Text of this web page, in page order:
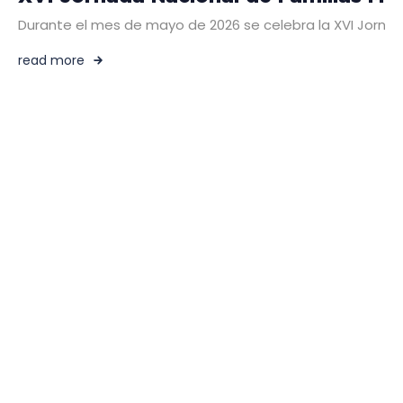
Durante el mes de mayo de 2026 se celebra la XVI
read more